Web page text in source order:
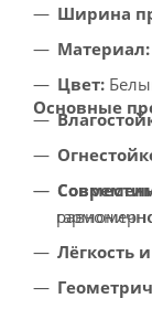
Ширина
Материал:
Цвет:
Основные
Лёгкость